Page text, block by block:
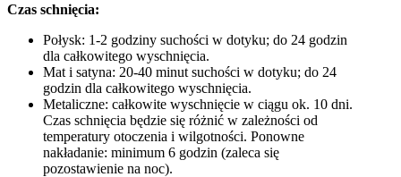
Czas schnięcia:
Połysk: 1-2 godziny suchości w dotyku; do 24 godzin
dla całkowitego wyschnięcia.
Mat i satyna: 20-40 minut suchości w dotyku; do 24
godzin dla całkowitego wyschnięcia.
Metaliczne: całkowite wyschnięcie w ciągu ok. 10 dni.
Czas schnięcia będzie się różnić w zależności od
temperatury otoczenia i wilgotności. Ponowne
nakładanie: minimum 6 godzin (zaleca się
pozostawienie na noc).